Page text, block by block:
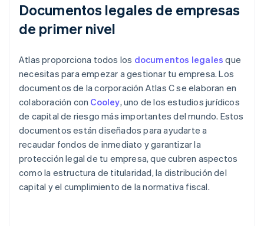
Documentos legales de empresas
de primer nivel
Atlas proporciona todos los documentos legales que
necesitas para empezar a gestionar tu empresa. Los
documentos de la corporación Atlas C se elaboran en
colaboración con Cooley, uno de los estudios jurídicos
de capital de riesgo más importantes del mundo. Estos
documentos están diseñados para ayudarte a
recaudar fondos de inmediato y garantizar la
protección legal de tu empresa, que cubren aspectos
como la estructura de titularidad, la distribución del
capital y el cumplimiento de la normativa fiscal.